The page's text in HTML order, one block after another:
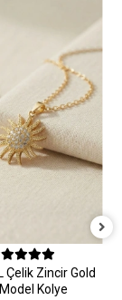
Çelik Zincir Gold
Kolye